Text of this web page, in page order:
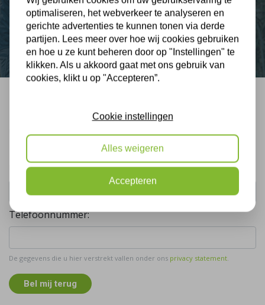
Contact
Bel mij terug
Gratis, vrijblijvend advies
Uw naam:
Telefoonnummer:
De gegevens die u hier verstrekt vallen onder ons privacy statement.
Bel mij terug
optimaliseren, het webverkeer te analyseren en
gerichte advertenties te kunnen tonen via derde
partijen. Lees meer over hoe wij cookies gebruiken
en hoe u ze kunt beheren door op "Instellingen" te
klikken. Als u akkoord gaat met ons gebruik van
cookies, klikt u op "Accepteren”.
Cookie instellingen
Alles weigeren
Accepteren